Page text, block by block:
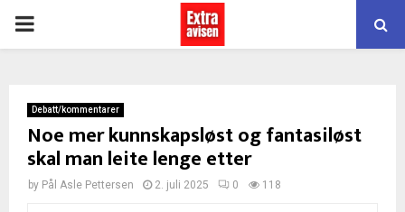
PRIMARY
Debatt/kommentarer
Noe mer kunnskapsløst og fantasiløst
skal man leite lenge etter
by Pål Asle Pettersen 2. juli 2025 0 118